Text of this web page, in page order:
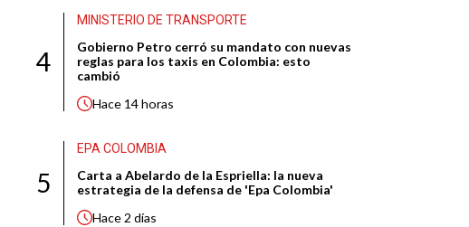
4
MINISTERIO DE TRANSPORTE
Gobierno Petro cerró su mandato con nuevas
reglas para los taxis en Colombia: esto
cambió
Hace 14 horas
5
EPA COLOMBIA
Carta a Abelardo de la Espriella: la nueva
estrategia de la defensa de 'Epa Colombia'
Hace2 días